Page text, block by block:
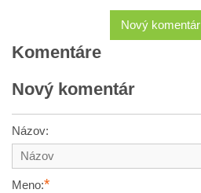
Nový komentár
Komentáre
Nový komentár
Názov:
Meno:*